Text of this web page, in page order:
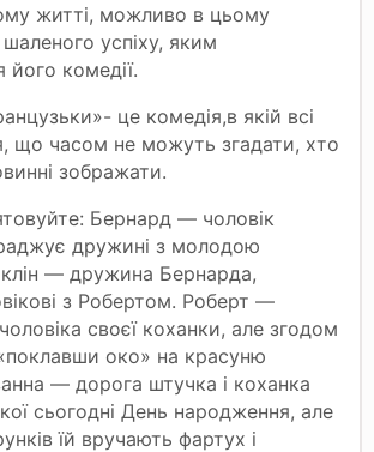
житті, можливо в цьому
успіху, яким
комедії.
це комедія,в якій всі
що часом не можуть згадати, хто
зображати.
Бернард — чоловік
дружині з молодою
— дружина Бернарда,
з Робертом. Роберт —
своєї коханки, але згодом
око» на красуню
— дорога штучка і коханка
сьогодні День народження, але
їй вручають фартух і